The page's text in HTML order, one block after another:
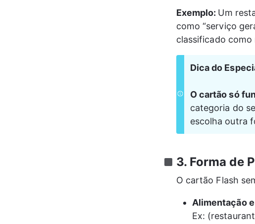
Exemplo: Um
como “serviço
classificado como
Dica do
O cartão só
categoria do
escolha outra
3. Forma de
O cartão Flash
Alimentação
Ex: